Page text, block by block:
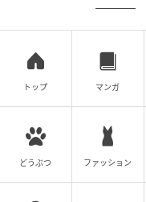
トップ マンガ
どうぶつ ファッション